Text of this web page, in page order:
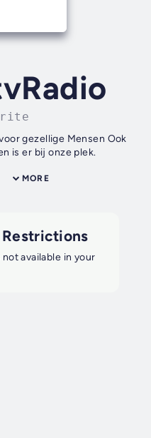
gezellige Mensen Ook
is er bij onze plek.
MORE
available in your